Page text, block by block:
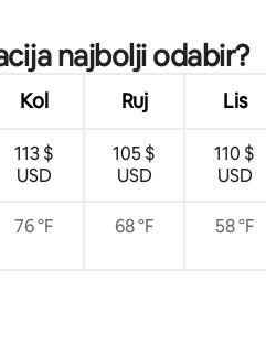
najbolji odabir?
Kol Ruj Lis
113 $
USD
105 $
USD
110 $
USD
76 °F 68 °F 58 °F